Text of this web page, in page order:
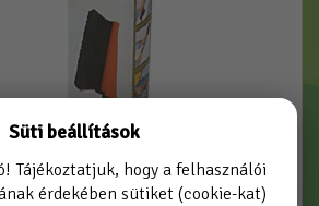
Süti beállítások
Tájékoztatjuk, hogy a felhasználói
érdekében sütiket (cookie-kat)